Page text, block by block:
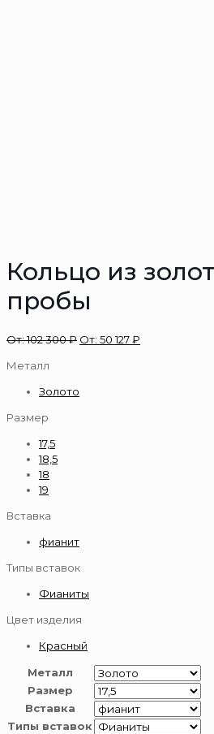
Кольцо из
пробы
От:102 300₽ От: 50 127₽
Металл
Золото
Размер
17,5
18,5
18
19
Вставка
фианит
Типы вставок
Фианиты
Цвет изделия
Красный
Металл
Размер
Вставка
Типы вставок